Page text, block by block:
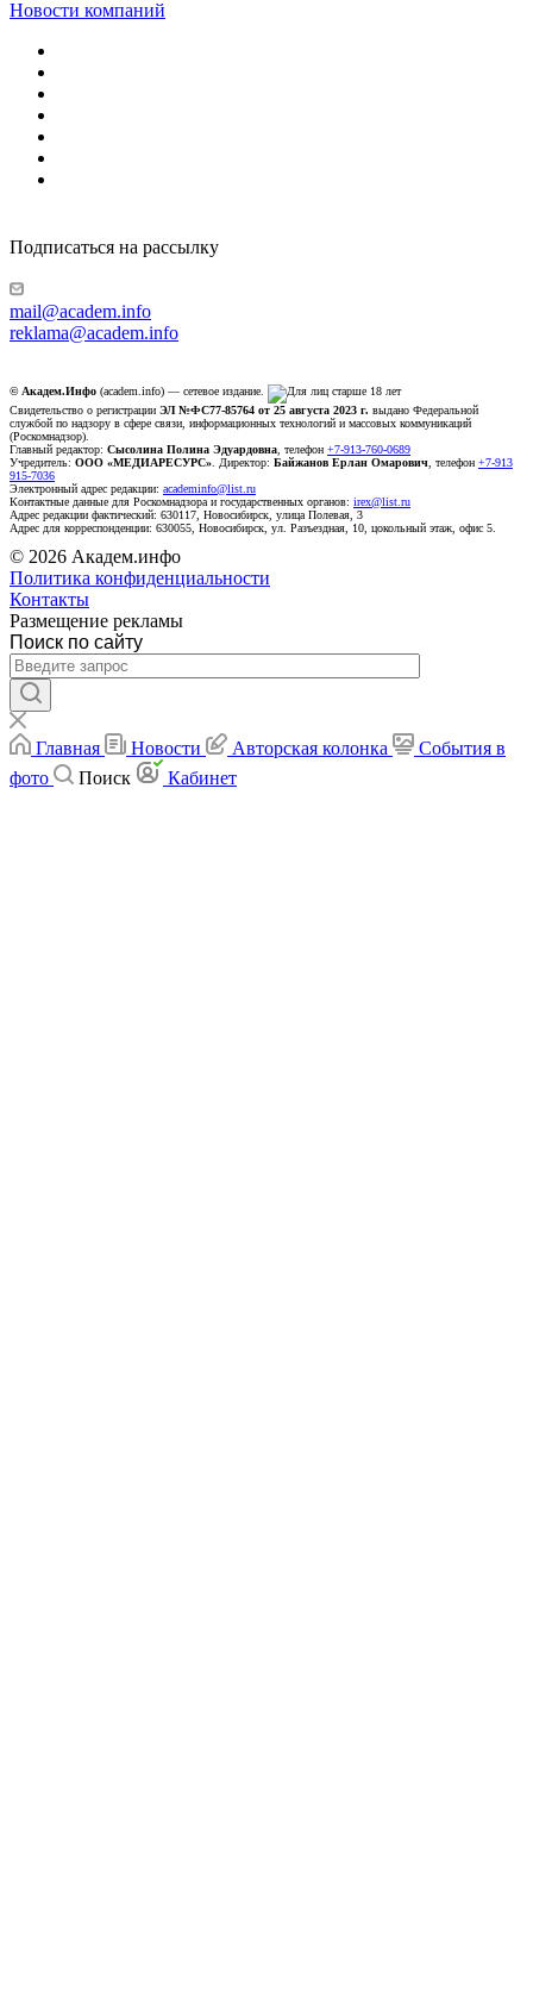
Новости компаний
Подписаться на рассылку
mail@academ.info
reklama@academ.info
© Академ.Инфо (academ.info) — сетевое издание.
Свидетельство о регистрации ЭЛ №ФС77-85764 от 25 августа 2023 г. выдано Федеральной
службой по надзору в сфере связи, информационных технологий и массовых коммуникаций
(Роскомнадзор).
Главный редактор: Сысолина Полина Эдуардовна , телефон +7-913-760-0689
Учредитель: ООО «МЕДИАРЕСУРС» . Директор: Байжанов Ерлан Омарович , телефон +7-913
915-7036
Электронный адрес редакции: academinfo@list.ru
Контактные данные для Роскомнадзора и государственных органов: irex@list.ru
Адрес редакции фактический: 630117, Новосибирск, улица Полевая, 3
Адрес для корреспонденции: 630055, Новосибирск, ул. Разъездная, 10, цокольный этаж, офис 5.
© 2026 Академ.инфо
Политика конфиденциальности
Контакты
Размещение рекламы
Поиск по сайту
Главная Новости Авторская колонка
События в
фото
Поиск Кабинет